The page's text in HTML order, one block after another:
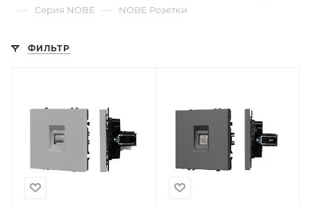
— Серия NOBE — NOBE Розетки
ФИЛЬТР